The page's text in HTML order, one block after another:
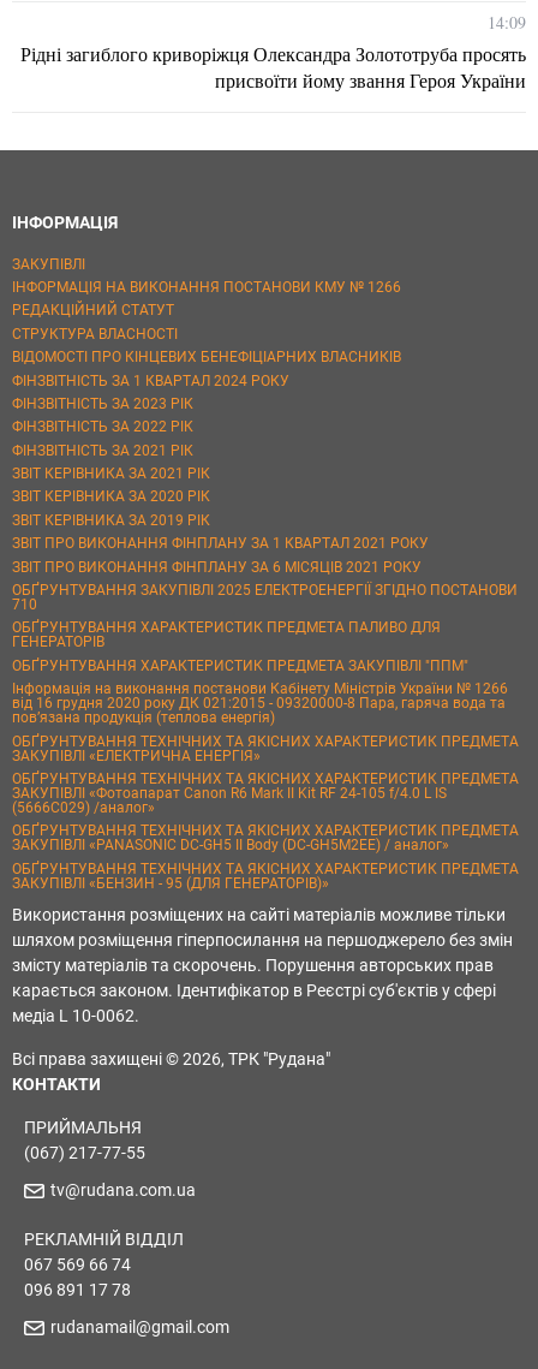
14:09
Рідні загиблого криворіжця Олександра Золототруба просять
присвоїти йому звання Героя України
ІНФОРМАЦІЯ
ЗАКУПІВЛІ
ІНФОРМАЦІЯ НА ВИКОНАННЯ ПОСТАНОВИ КМУ № 1266
РЕДАКЦІЙНИЙ СТАТУТ
СТРУКТУРА ВЛАСНОСТІ
ВІДОМОСТІ ПРО КІНЦЕВИХ БЕНЕФІЦІАРНИХ ВЛАСНИКІВ
ФІНЗВІТНІСТЬ ЗА 1 КВАРТАЛ 2024 РОКУ
ФІНЗВІТНІСТЬ ЗА 2023 РІК
ФІНЗВІТНІСТЬ ЗА 2022 РІК
ФІНЗВІТНІСТЬ ЗА 2021 РІК
ЗВІТ КЕРІВНИКА ЗА 2021 РІК
ЗВІТ КЕРІВНИКА ЗА 2020 РІК
ЗВІТ КЕРІВНИКА ЗА 2019 РІК
ЗВІТ ПРО ВИКОНАННЯ ФІНПЛАНУ ЗА 1 КВАРТАЛ 2021 РОКУ
ЗВІТ ПРО ВИКОНАННЯ ФІНПЛАНУ ЗА 6 МІСЯЦІВ 2021 РОКУ
ОБҐРУНТУВАННЯ ЗАКУПІВЛІ 2025 ЕЛЕКТРОЕНЕРГІЇ ЗГІДНО ПОСТАНОВИ
710
ОБҐРУНТУВАННЯ ХАРАКТЕРИСТИК ПРЕДМЕТА ПАЛИВО ДЛЯ
ГЕНЕРАТОРІВ
ОБҐРУНТУВАННЯ ХАРАКТЕРИСТИК ПРЕДМЕТА ЗАКУПІВЛІ "ППМ"
Інформація на виконання постанови Кабінету Міністрів України № 1266
від 16 грудня 2020 року ДК 021:2015 - 09320000-8 Пара, гаряча вода та
пов’язана продукція (теплова енергія)
ОБҐРУНТУВАННЯ ТЕХНІЧНИХ ТА ЯКІСНИХ ХАРАКТЕРИСТИК ПРЕДМЕТА
ЗАКУПІВЛІ «ЕЛЕКТРИЧНА ЕНЕРГІЯ»
ОБҐРУНТУВАННЯ ТЕХНІЧНИХ ТА ЯКІСНИХ ХАРАКТЕРИСТИК ПРЕДМЕТА
ЗАКУПІВЛІ «Фотоапарат Canon R6 Mark II Kit RF 24-105 f/4.0 L IS
(5666C029) /аналог»
ОБҐРУНТУВАННЯ ТЕХНІЧНИХ ТА ЯКІСНИХ ХАРАКТЕРИСТИК ПРЕДМЕТА
ЗАКУПІВЛІ «PANASONIC DC-GH5 II Body (DC-GH5M2EE) / аналог»
ОБҐРУНТУВАННЯ ТЕХНІЧНИХ ТА ЯКІСНИХ ХАРАКТЕРИСТИК ПРЕДМЕТА
ЗАКУПІВЛІ «БЕНЗИН - 95 (ДЛЯ ГЕНЕРАТОРІВ)»
Використання розміщених на сайті матеріалів можливе тільки
шляхом розміщення гіперпосилання на першоджерело без змін
змісту матеріалів та скорочень. Порушення авторських прав
карається законом. Ідентифікатор в Реєстрі суб'єктів у сфері
медіа L 10-0062.
Всі права захищені © 2026, ТРК "Рудана"
КОНТАКТИ
ПРИЙМАЛЬНЯ
(067) 217-77-55
tv@rudana.com.ua
РЕКЛАМНІЙ ВІДДІЛ
067 569 66 74
096 891 17 78
rudanamail@gmail.com